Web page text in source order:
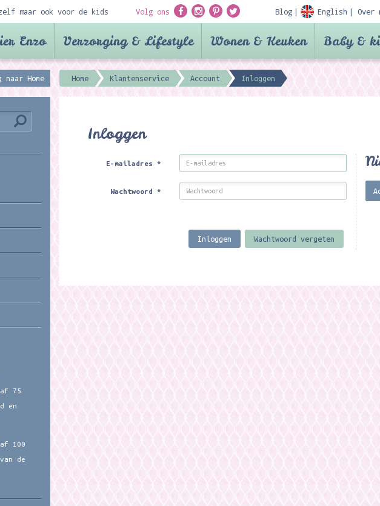
maar ook voor de kids Volg ons Blog English Over
Enzo Verzorging & Lifestyle Wonen & Keuken Baby &
naar Home Home Klantenservice Account Inloggen
Inloggen
E-mailadres*
Wachtwoord*
Inloggen Wachtwoord vergeten
75
en
100
de